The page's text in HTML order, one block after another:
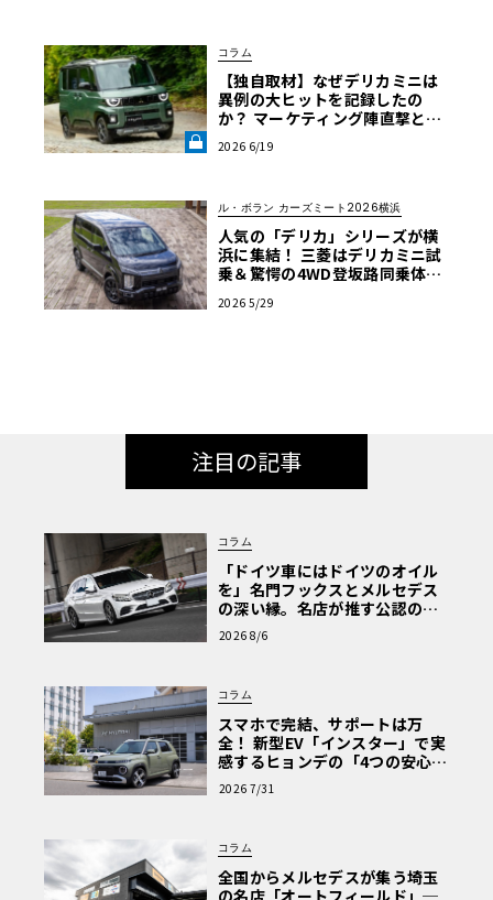
コラム
【独自取材】なぜデリカミニは
異例の大ヒットを記録したの
か？ マーケティング陣直撃と試
軌跡【自動車業界の研究】《LE
2026 6/19
ル・ボラン カーズミート2026横浜
人気の「デリカ」シリーズが横
浜に集結！ 三菱はデリカミニ試
乗＆驚愕の4WD登坂路同乗体験
ト2026横浜】
2026 5/29
注目の記事
コラム
「ドイツ車にはドイツのオイル
を」名門フックスとメルセデス
の深い縁。名店が推す公認の安
心と、Cクラスで味わうシルキー
な走り〈PR〉
2026 8/6
コラム
スマホで完結、サポートは万
全！ 新型EV「インスター」で実
感するヒョンデの「4つの安心」
【第1回・ヒョンデ6つの疑問：
Why? Hyundai?】〈PR〉
2026 7/31
コラム
全国からメルセデスが集う埼玉
の名店「オートフィールド」─